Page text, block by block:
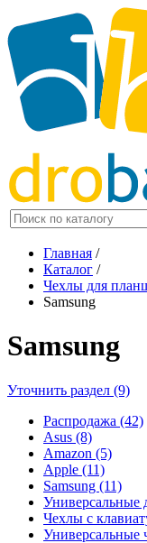
Главная /
Каталог /
Чехлы для
Samsung
Samsung
Уточнить раздел (9)
Распродажа (42)
Asus (8)
Amazon (5)
Apple (11)
Samsung (11)
Универсальные
Чехлы с
Универсальные